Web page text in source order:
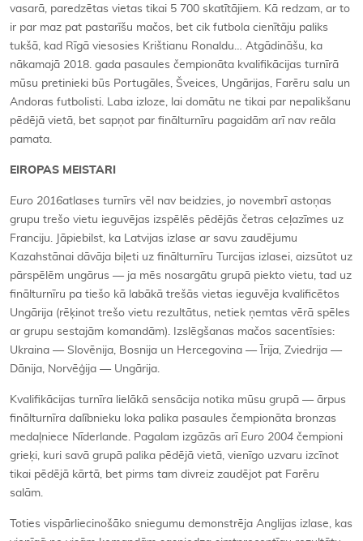
vasarā, paredzētas vietas tikai 5 700 skatītājiem. Kā redzam, ar to
ir par maz pat pastarīšu mačos, bet cik futbola cienītāju paliks
tukšā, kad Rīgā viesosies Krištianu Ronaldu… Atgādināšu, ka
nākamajā 2018. gada pasaules čempionāta kvalifikācijas turnīrā
mūsu pretinieki būs Portugāles, Šveices, Ungārijas, Farēru salu un
Andoras futbolisti. Laba izloze, lai domātu ne tikai par nepalikšanu
pēdējā vietā, bet sapņot par finālturnīru pagaidām arī nav reāla
pamata.
EIROPAS MEISTARI
Euro 2016atlases turnīrs vēl nav beidzies, jo novembrī astoņas
grupu trešo vietu ieguvējas izspēlēs pēdējās četras ceļazīmes uz
Franciju. Jāpiebilst, ka Latvijas izlase ar savu zaudējumu
Kazahstānai dāvāja biļeti uz finālturnīru Turcijas izlasei, aizsūtot uz
pārspēlēm ungārus — ja mēs nosargātu grupā piekto vietu, tad uz
finālturnīru pa tiešo kā labākā trešās vietas ieguvēja kvalificētos
Ungārija (rēķinot trešo vietu rezultātus, netiek ņemtas vērā spēles
ar grupu sestajām komandām). Izslēgšanas mačos sacentīsies:
Ukraina — Slovēnija, Bosnija un Hercegovina — Īrija, Zviedrija —
Dānija, Norvēģija — Ungārija.
Kvalifikācijas turnīra lielākā sensācija notika mūsu grupā — ārpus
finālturnīra dalībnieku loka palika pasaules čempionāta bronzas
medaļniece Nīderlande. Pagalam izgāzās arī Euro 2004 čempioni
grieķi, kuri savā grupā palika pēdējā vietā, vienīgo uzvaru izcīnot
tikai pēdējā kārtā, bet pirms tam divreiz zaudējot pat Farēru
salām.
Toties vispārliecinošāko sniegumu demonstrēja Anglijas izlase, kas